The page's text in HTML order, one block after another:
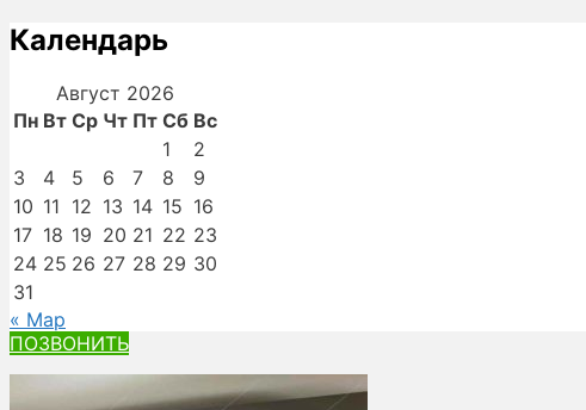
Календарь
Август 2026
Пн Вт Ср Чт Пт Сб Вс
1
2
3
4 5 6 7 8
9
10 11 12 13 14 15 16
17 18 19 20 21 22 23
24 25 26 27 28 29 30
31
« Мар
ПОЗВОНИТЬ